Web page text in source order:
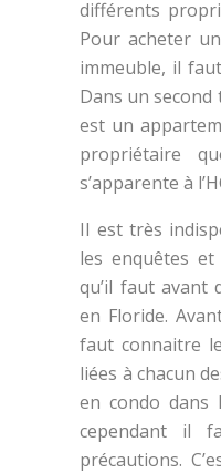
différents
Pour acheter
immeuble, il
Dans un second
est un
propriétaire
s’apparente à
Il est très
les enquêtes
qu’il faut avant
en Floride.
faut connaitre
liées à chacun
en condo dans
cependant il
précautions.